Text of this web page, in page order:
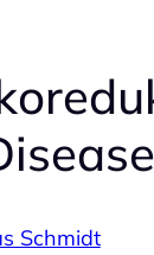
Schmidt